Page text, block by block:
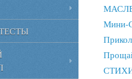
Мини-